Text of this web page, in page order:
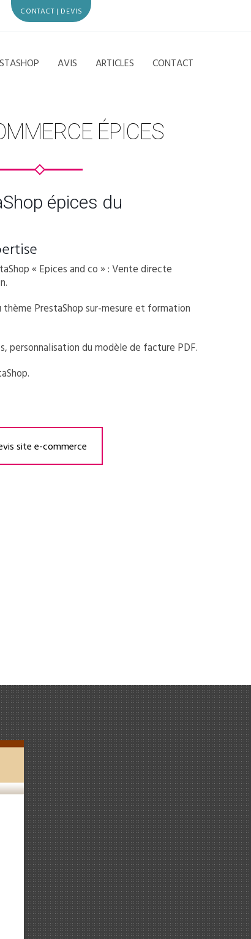
CONTACT | DEVIS
AVIS ARTICLES CONTACT
ÉPICES
épices du
« Epices and co » : Vente directe
PrestaShop sur-mesure et formation
personnalisation du modèle de facture PDF.
site e-commerce